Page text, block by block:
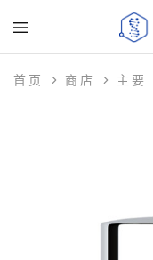
胞
首页 商店 主要